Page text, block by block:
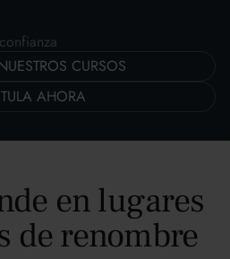
CURSOS
AHORA
en lugares
de renombre